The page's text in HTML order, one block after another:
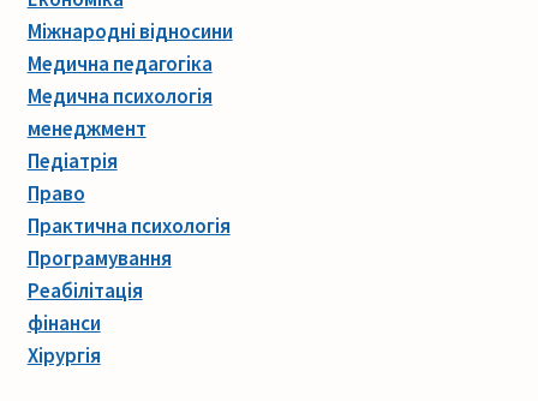
Міжнародні відносини
Медична педагогіка
Медична психологія
менеджмент
Педіатрія
Право
Практична психологія
Програмування
Реабілітація
фінанси
Хірургія